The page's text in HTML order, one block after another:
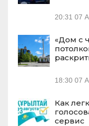
20:31 07
«Дом с
18:30 07
Как
сервис